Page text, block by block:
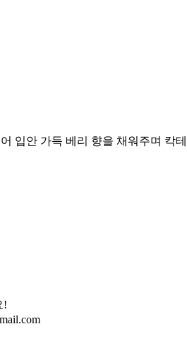
입안 가득 베리 향을 채워주며 칵
!